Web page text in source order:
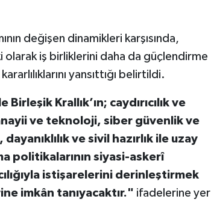
değişen dinamikleri karşısında,
olarak iş birliklerini daha da güçlendirme
yansıttığı belirtildi.
Krallık’ın; caydırıcılık ve
ve teknoloji, siber güvenlik ve
ve sivil hazırlık ile uzay
politikalarının siyasi-askerî
istişarelerini derinleştirmek
imkân tanıyacaktır." ifadelerine yer